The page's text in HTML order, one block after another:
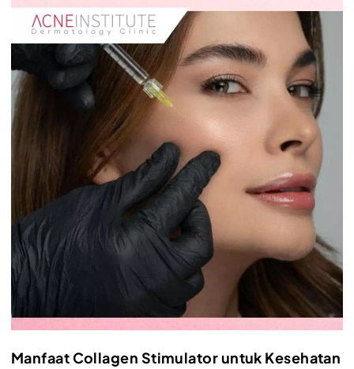
Manfaat Collagen Stimulator untuk Kesehatan